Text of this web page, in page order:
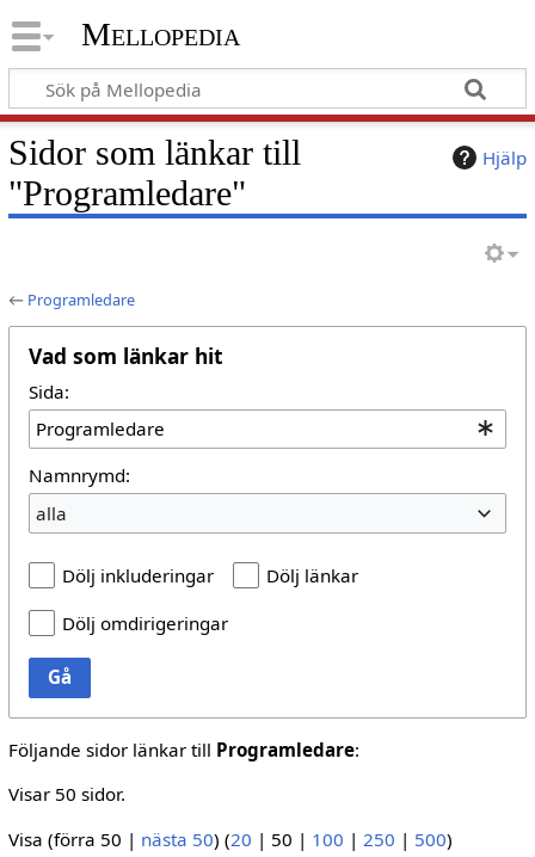
Mellopedia
Hjälp
Sidor som länkar till
"Programledare"
← Programledare
Vad som länkar hit
Sida:
Namnrymd:
alla
Dölj inkluderingar
Dölj länkar
Dölj omdirigeringar
Gå
Följande sidor länkar till Programledare:
Visar 50 sidor.
Visa (förra 50 | nästa 50) (20 | 50 | 100 | 250 | 500)